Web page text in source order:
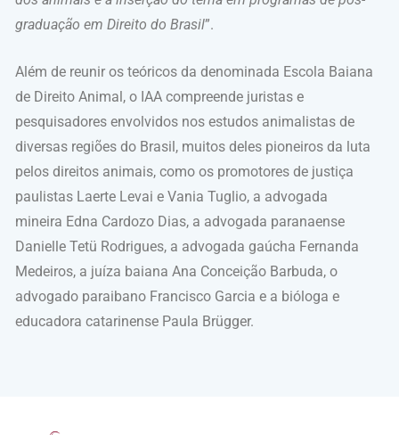
graduação em Direito do Brasil”.
Além de reunir os teóricos da denominada Escola Baiana
de Direito Animal, o IAA compreende juristas e
pesquisadores envolvidos nos estudos animalistas de
diversas regiões do Brasil, muitos deles pioneiros da luta
pelos direitos animais, como os promotores de justiça
paulistas Laerte Levai e Vania Tuglio, a advogada
mineira Edna Cardozo Dias, a advogada paranaense
Danielle Tetü Rodrigues, a advogada gaúcha Fernanda
Medeiros, a juíza baiana Ana Conceição Barbuda, o
advogado paraibano Francisco Garcia e a bióloga e
educadora catarinense Paula Brügger.